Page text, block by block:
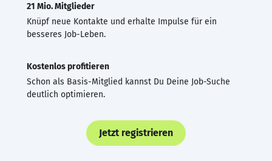
21 Mio. Mitglieder
Knüpf neue Kontakte und erhalte Impulse für ein
besseres Job-Leben.
Kostenlos profitieren
Schon als Basis-Mitglied kannst Du Deine Job-Suche
deutlich optimieren.
Jetzt registrieren